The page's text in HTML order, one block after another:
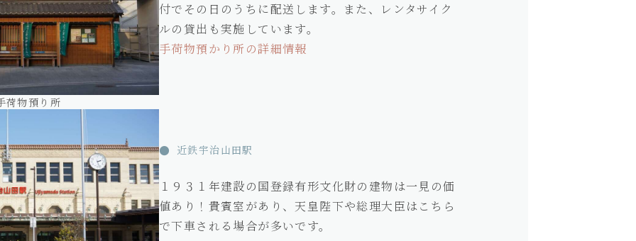
荷物預り所
付でその日のうちに配送します。また、レンタサイク
ルの貸出も実施しています。
手荷物預かり所の詳細情報
近鉄宇治山田駅
１９３１年建設の国登録有形文化財の建物は一見の価
値あり！貴賓室があり、天皇陛下や総理大臣はこちら
で下車される場合が多いです。